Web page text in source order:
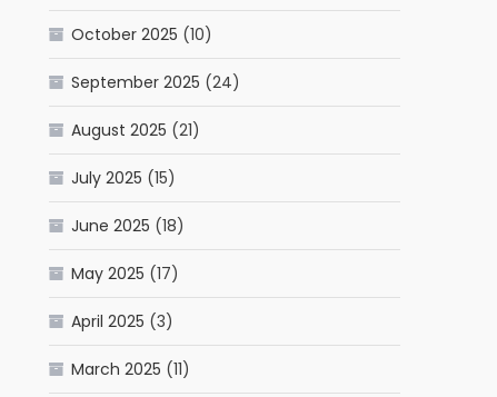
October 2025 (10)
September 2025 (24)
August 2025 (21)
July 2025 (15)
June 2025 (18)
May 2025 (17)
April 2025 (3)
March 2025 (11)